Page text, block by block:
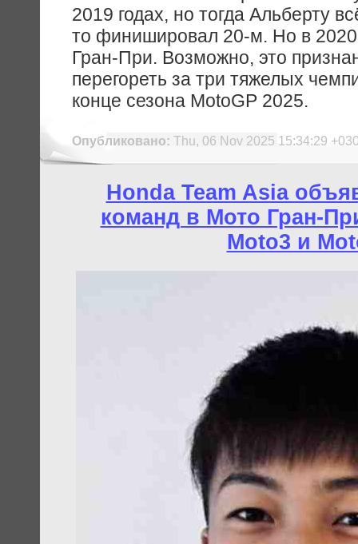
2019 годах, но тогда Альберту
то финишировал 20-м. Но в 2020
Гран-При. Возможно, это
перегореть за три тяжелых
конце сезона MotoGP 2025.
Опубликовано: Thu, 06 Nov 2025 15:34:29
Honda Team Asia
команд в Мото Гран-
Moto3 и